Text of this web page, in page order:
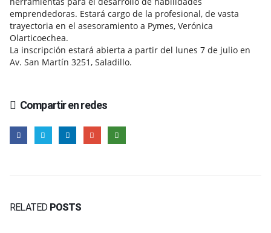
emprendedoras. Estará cargo de la profesional, de vasta
trayectoria en el asesoramiento a Pymes, Verónica
Olarticoechea.
La inscripción estará abierta a partir del lunes 7 de julio en
Av. San Martín 3251, Saladillo.
Compartir en redes
RELATED POSTS